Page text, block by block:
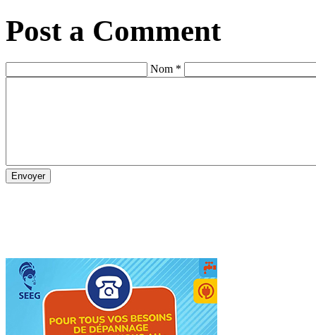
Post a Comment
Nom *